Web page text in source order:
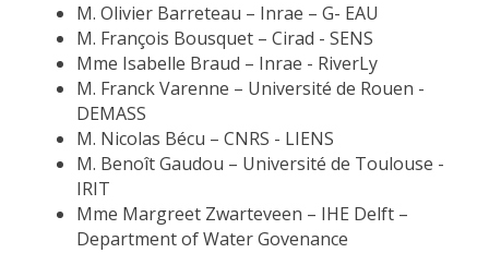
M. Olivier Barreteau – Inrae – G- EAU
M. François Bousquet – Cirad - SENS
Mme Isabelle Braud – Inrae - RiverLy
M. Franck Varenne – Université de Rouen -
DEMASS
M. Nicolas Bécu – CNRS - LIENS
M. Benoît Gaudou – Université de Toulouse -
IRIT
Mme Margreet Zwarteveen – IHE Delft –
Department of Water Govenance